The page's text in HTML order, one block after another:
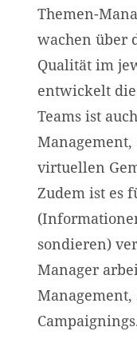
Themen-
wachen über
Qualität im
entwickelt
Teams ist
Management,
virtuellen
Zudem ist es
sondieren)
Manager
Management,